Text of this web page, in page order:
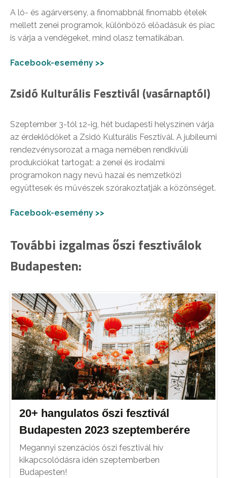
A ló- és agárverseny, a finomabbnál finomabb ételek
mellett zenei programok, különböző előadásuk és piac
is várja a vendégeket, mind olasz tematikában.
Facebook-esemény >>
Zsidó Kulturális Fesztivál (vasárnaptól)
Szeptember 3-tól 12-ig, hét budapesti helyszínen várja
az érdeklődőket a Zsidó Kulturális Fesztivál. A jubileumi
rendezvénysorozat a maga nemében rendkívüli
produkciókat tartogat: a zenei és irodalmi
programokon nagy nevű hazai és nemzetközi
együttesek és művészek szórakoztatják a közönséget.
Facebook-esemény >>
További izgalmas őszi fesztiválok
Budapesten:
20+ hangulatos őszi fesztivál
Budapesten 2023 szeptemberére
Megannyi szenzációs őszi fesztivál hív
kikapcsolódásra idén szeptemberben
Budapesten!